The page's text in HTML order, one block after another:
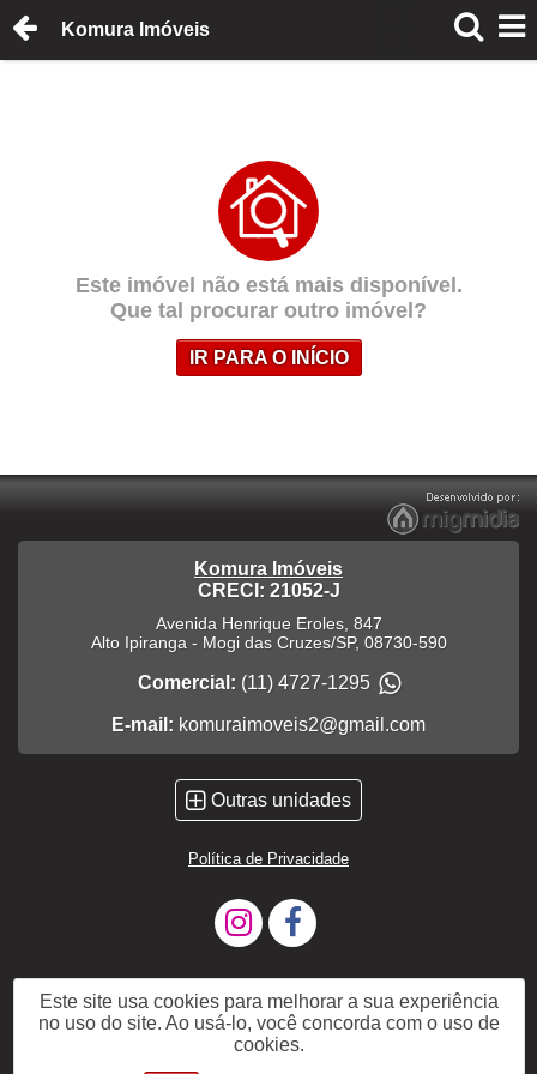
Komura Imóveis
Este imóvel não está mais disponível.
Que tal procurar outro imóvel?
IR PARA O INÍCIO
Komura Imóveis
CRECI: 21052-J
Avenida Henrique Eroles, 847
Alto Ipiranga - Mogi das Cruzes/SP, 08730-590
Comercial: (11) 4727-1295
E-mail: komuraimoveis2@gmail.com
Outras unidades
Política de Privacidade
Este site usa cookies para melhorar a sua experiência
no uso do site. Ao usá-lo, você concorda com o uso de
cookies.